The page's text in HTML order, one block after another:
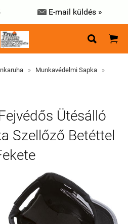
 E-mail küldés »
 
» Munkavédelmi Sapka »
Ütésálló
Szellőző Betéttel